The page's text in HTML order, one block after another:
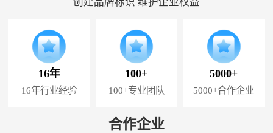
16年
16年行业经验
100+
100+专业团队
5000+
5000+合作企业
合作企业